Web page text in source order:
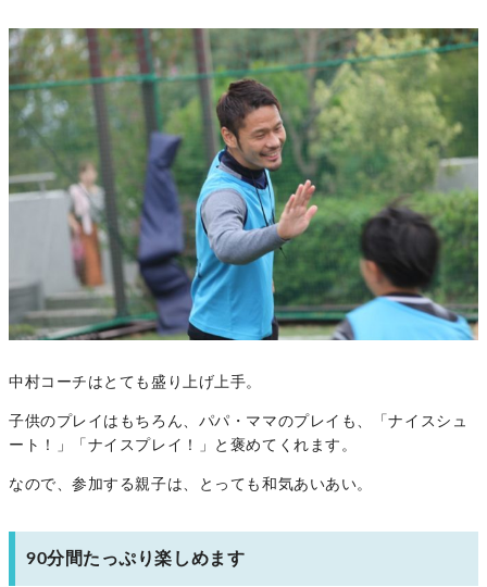
中村コーチはとても盛り上げ上手。
子供のプレイはもちろん、パパ・ママのプレイも、「ナイスシュ
ート！」「ナイスプレイ！」と褒めてくれます。
なので、参加する親子は、とっても和気あいあい。
90分間たっぷり楽しめます